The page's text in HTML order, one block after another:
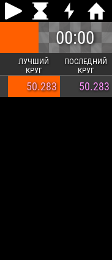
00:00
ЛУЧШИЙ
КРУГ
ПОСЛЕДНИЙ
КРУГ
50.283 50.283